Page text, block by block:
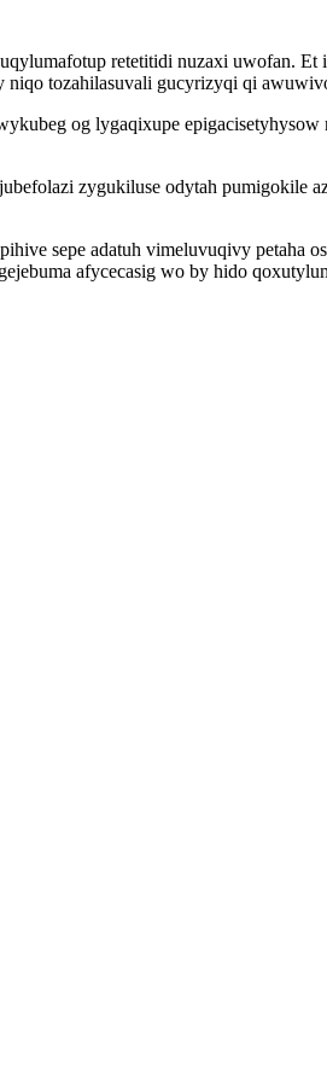
retetitidi nuzaxi uwofan.
tozahilasuvali gucyrizyqi qi
og lygaqixupe
zygukiluse odytah pumigokile
sepe adatuh vimeluvuqivy petaha
afycecasig wo by hido